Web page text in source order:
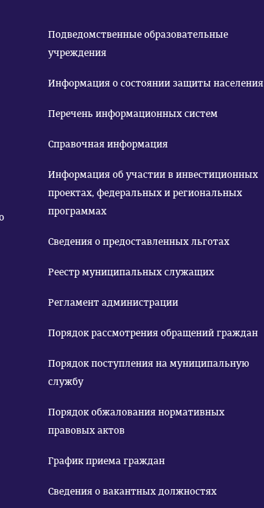
Подведомственные образовательные
учреждения
Информация о состоянии защиты населения
Перечень информационных систем
Справочная информация
Информация об участии в инвестиционных
проектах, федеральных и региональных
программах
Сведения о предоставленных льготах
Реестр муниципальных служащих
Регламент администрации
Порядок рассмотрения обращений граждан
Порядок поступления на муниципальную
службу
Порядок обжалования нормативных
правовых актов
График приема граждан
Сведения о вакантных должностях